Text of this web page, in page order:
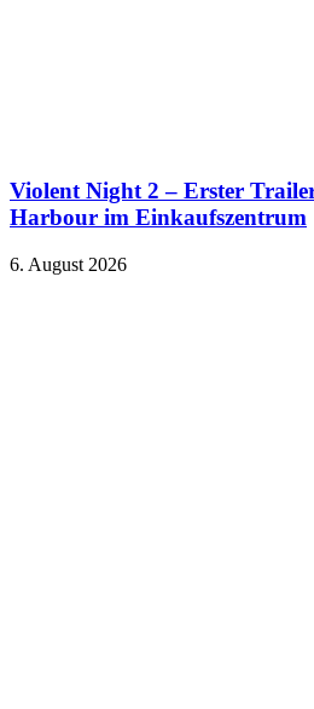
Violent Night 2 – Erster
Harbour im Einkaufszentrum
6. August 2026